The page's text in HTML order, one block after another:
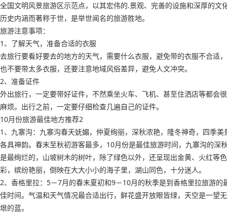
全国文明风景旅游区示范点，以其宏伟的.景观、完善的设施和深厚的文
历史内涵而著称于世，是举世闻名的旅游胜地。
旅游注意事项：
1、了解天气，准备合适的衣服
去旅行要看好要去的地方的天气，需要什么衣服，避免带的衣服不合适，
也不要带太多衣服，还要注意地域风俗差异，避免人文冲突。
2、准备证件
外出旅行，一定要带好证件，不然乘坐火车、飞机、甚至住洒店等都会很
麻烦。出行之前，一定要仔细检查几遍自己的证件。
10月份旅游最佳地方推荐2
1、九寨沟：九寨沟春天妩媚，仲夏绚丽，深秋浓艳，隆冬神奇，四季美
各具神韵。春末至秋初游客最多，10月份是最佳旅游时间，九寨沟的深
是最绚烂的，山坡树木的树叶，除了绿色以外，还呈现出金黄、火红等色
彩，缤纷艳丽，倒映在大大小小的海子里，湖山同色，十分迷人。
2、香格里拉：5－7月的春末夏初和9－10月的秋季是到香格里拉旅游的
佳时间。气温和天气情况最合适出行，鲜花盛开放眼皆绿，天空是一望无
垠的蓝。